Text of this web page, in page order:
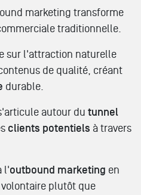
marketing transforme
traditionnelle.
sur l'attraction naturelle
de qualité, créant
durable.
autour du tunnel
clients potentiels à travers
l'outbound marketing en
plutôt que